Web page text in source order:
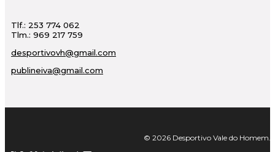
Tlf.: 253 774 062
Tlm.: 969 217 759
desportivovh@gmail.com
publineiva@gmail.com
© 2026 Desportivo Vale do Homem.